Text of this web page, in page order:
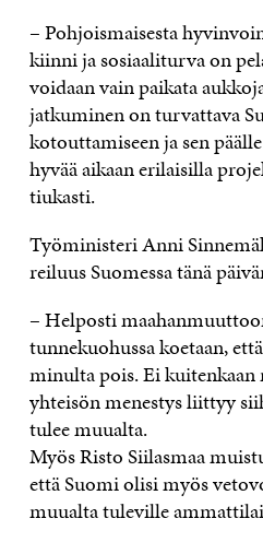
– Pohjoismaisesta
kiinni ja sosiaaliturva on
voidaan vain paikata
jatkuminen on turvattava
kotouttamiseen ja sen
hyvää aikaan erilaisilla
tiukasti.
Työministeri Anni
reiluus Suomessa tänä
– Helposti
tunnekuohussa koetaan,
minulta pois. Ei kuitenkaan
yhteisön menestys liittyy
tulee muualta.
Myös Risto Siilasmaa
että Suomi olisi myös
muualta tuleville